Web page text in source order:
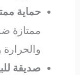
حماية
ممتازة
صديقة